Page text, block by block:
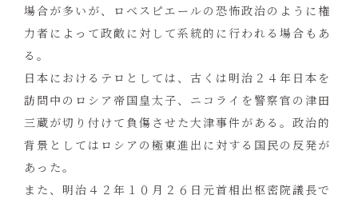
場合が多いが、ロベスピエールの恐怖政治のように権
力者によって政敵に対して系統的に行われる場合もあ
る。
日本におけるテロとしては、古くは明治２４年日本を
訪問中のロシア帝国皇太子、ニコライを警察官の津田
三蔵が切り付けて負傷させた大津事件がある。政治的
背景としてはロシアの極東進出に対する国民の反発が
あった。
また、明治４２年１０月２６日元首相出枢密院議長で